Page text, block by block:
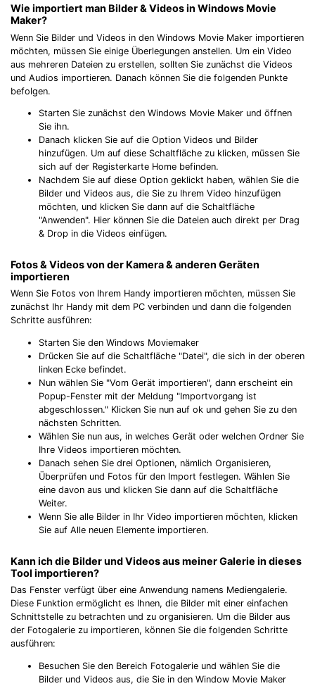
Wie importiert man Bilder & Videos in Windows Movie
Maker?
Wenn Sie Bilder und Videos in den Windows Movie Maker importieren
möchten, müssen Sie einige Überlegungen anstellen. Um ein Video
aus mehreren Dateien zu erstellen, sollten Sie zunächst die Videos
und Audios importieren. Danach können Sie die folgenden Punkte
befolgen.
Starten Sie zunächst den Windows Movie Maker und öffnen
Sie ihn.
Danach klicken Sie auf die Option Videos und Bilder
hinzufügen. Um auf diese Schaltfläche zu klicken, müssen Sie
sich auf der Registerkarte Home befinden.
Nachdem Sie auf diese Option geklickt haben, wählen Sie die
Bilder und Videos aus, die Sie zu Ihrem Video hinzufügen
möchten, und klicken Sie dann auf die Schaltfläche
"Anwenden". Hier können Sie die Dateien auch direkt per Drag
& Drop in die Videos einfügen.
Fotos & Videos von der Kamera & anderen Geräten
importieren
Wenn Sie Fotos von Ihrem Handy importieren möchten, müssen Sie
zunächst Ihr Handy mit dem PC verbinden und dann die folgenden
Schritte ausführen:
Starten Sie den Windows Moviemaker
Drücken Sie auf die Schaltfläche "Datei", die sich in der oberen
linken Ecke befindet.
Nun wählen Sie "Vom Gerät importieren", dann erscheint ein
Popup-Fenster mit der Meldung "Importvorgang ist
abgeschlossen." Klicken Sie nun auf ok und gehen Sie zu den
nächsten Schritten.
Wählen Sie nun aus, in welches Gerät oder welchen Ordner Sie
Ihre Videos importieren möchten.
Danach sehen Sie drei Optionen, nämlich Organisieren,
Überprüfen und Fotos für den Import festlegen. Wählen Sie
eine davon aus und klicken Sie dann auf die Schaltfläche
Weiter.
Wenn Sie alle Bilder in Ihr Video importieren möchten, klicken
Sie auf Alle neuen Elemente importieren.
Kann ich die Bilder und Videos aus meiner Galerie in dieses
Tool importieren?
Das Fenster verfügt über eine Anwendung namens Mediengalerie.
Diese Funktion ermöglicht es Ihnen, die Bilder mit einer einfachen
Schnittstelle zu betrachten und zu organisieren. Um die Bilder aus
der Fotogalerie zu importieren, können Sie die folgenden Schritte
ausführen:
Besuchen Sie den Bereich Fotogalerie und wählen Sie die
Bilder und Videos aus, die Sie in den Window Movie Maker